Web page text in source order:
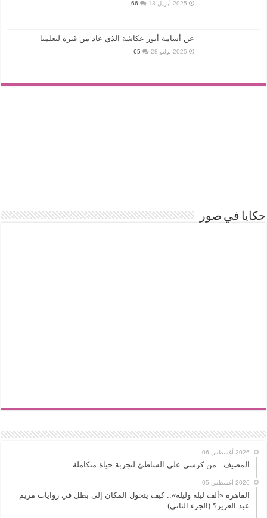
2025 أبريل 13 66
عن أسامة أنور عكاشة الذي عاد من قبره ليعلمنا
2025 يوليو 28 65
حكايا في صور
2026 أغسطس 06
المصيف.. من كرسي على الشاطئ لتجربة حياة متكاملة
2026 أغسطس 05
القاهرة «ألف ليلة وليلة».. كيف يتحول المكان إلى بطل في روايات مريم
عبد العزيز؟ (الجزء الثاني)